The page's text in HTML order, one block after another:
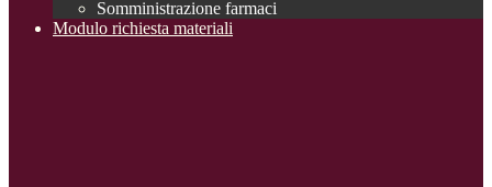
Somministrazione farmaci
Modulo richiesta materiali